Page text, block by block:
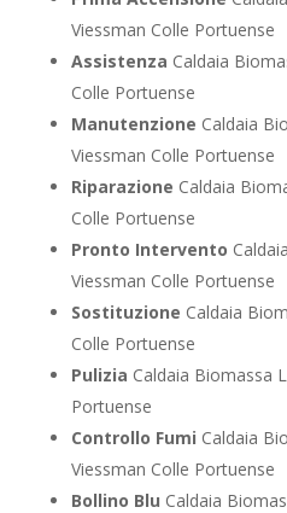
Viessman Colle Portuense
Assistenza Caldaia
Colle Portuense
Manutenzione Caldaia
Viessman Colle Portuense
Riparazione Caldaia
Colle Portuense
Pronto Intervento
Viessman Colle Portuense
Sostituzione Caldaia
Colle Portuense
Pulizia Caldaia Biomassa
Portuense
Controllo Fumi Caldaia
Viessman Colle Portuense
Bollino Blu Caldaia